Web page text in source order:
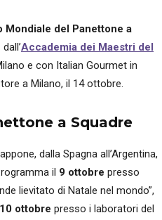
Mondiale del Panettone a
Accademia dei Maestri del
e con Italian Gourmet in
a Milano, il 14 ottobre.
a Squadre
dalla Spagna all’Argentina,
il 9 ottobre presso
lievitato di Natale nel mondo”,
10 ottobre presso i laboratori del